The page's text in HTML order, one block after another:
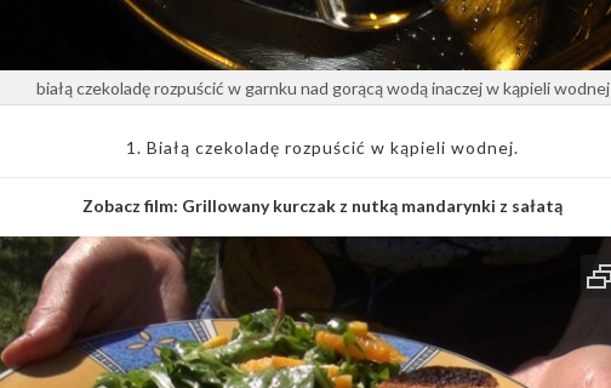
białą czekoladę rozpuścić w garnku nad gorącą wodą inaczej w kąpieli wodnej
1. Białą czekoladę rozpuścić w kąpieli wodnej.
Zobacz film: Grillowany kurczak z nutką mandarynki z sałatą